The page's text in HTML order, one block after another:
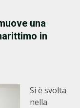
una
in
Si è svolta
nella